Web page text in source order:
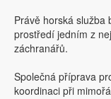
Právě horská služba
prostředí jedním z
záchranářů.
Společná příprava
koordinaci při